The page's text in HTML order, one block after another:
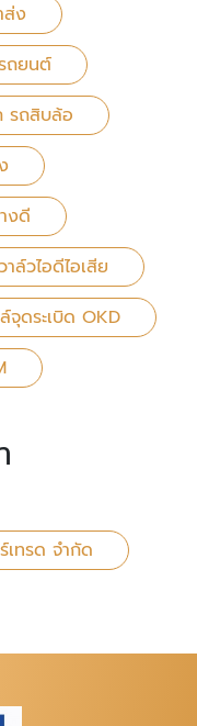
ส่ง
ถยนต์
รถสิบล้อ
งดี
าล์วไอดีไอเสีย
จุดระเบิด OKD
เทรด จำกัด